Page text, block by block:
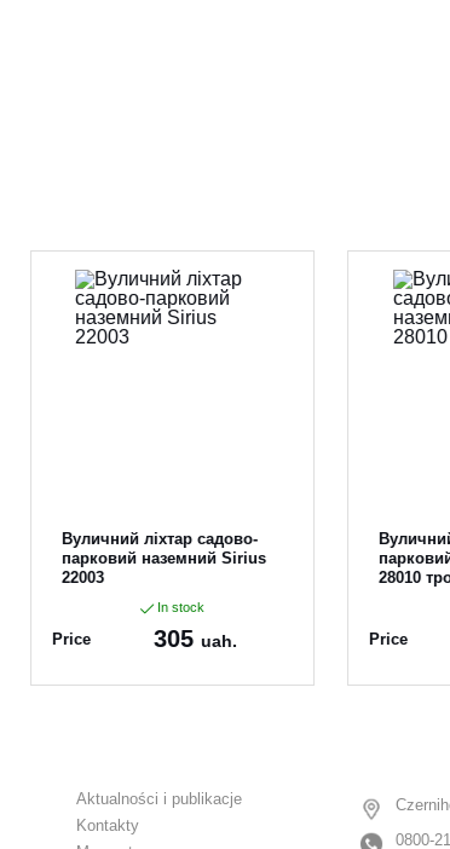
Вуличний ліхтар садово-
парковий наземний Sirius
22003
In stock
Price 305uah.
28010
Price
Aktualności i publikacje
Kontakty
0800-